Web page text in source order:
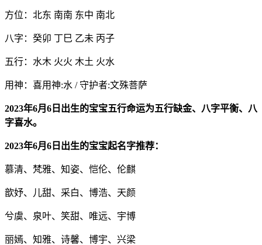
方位：北东 南南 东中 南北
八字：癸卯 丁巳 乙未 丙子
五行：水木 火火 木土 火水
用神：喜用神:水 / 守护者:文殊菩萨
2023年6月6日出生的宝宝五行命运为五行缺金、八字平衡、八
字喜水。
2023年6月6日出生的宝宝起名字推荐：
慕清、梵雅、知姿、恺伦、伦麒
歆妤、儿甜、采白、博浩、天颜
兮虞、泉叶、笑甜、唯远、宇博
丽嫣、知雅、诗馨、博宇、兴梁